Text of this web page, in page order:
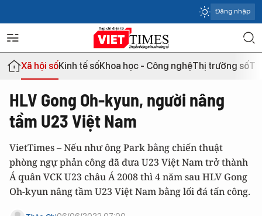
Đăng nhập
Xã hội sốKinh tế sốKhoa học - Công nghệThị trường số
HLV Gong Oh-kyun, người nâng
tầm U23 Việt Nam
VietTimes – Nếu như ông Park bằng chiến thuật
phòng ngự phản công đã đưa U23 Việt Nam trở thành
Á quân VCK U23 châu Á 2008 thì 4 năm sau HLV Gong
Oh-kyun nâng tầm U23 Việt Nam bằng lối đá tấn công.